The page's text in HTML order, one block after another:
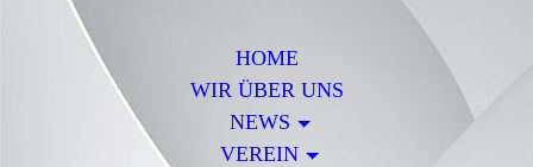
HOME
WIR ÜBER UNS
NEWS
VEREIN